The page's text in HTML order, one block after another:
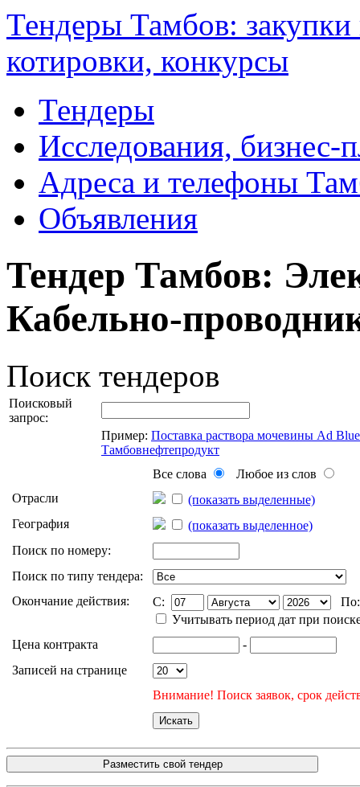
Тендеры Тамбов:
котировки, конкурсы
Тендеры
Исследования, бизнес-
Адреса и телефоны
Объявления
Тендер Тамбов:
Кабельно-
Поиск тендеров
Поисковый
запрос:
Пример: Поставка раствора мочевины Ad
Тамбовнефтепродукт
Все слова
Любое из слов
Отрасли
(показать выделенные)
География
(показать выделенное)
Поиск по номеру:
Поиск по типу тендера:
Окончание действия:
C:
Учитывать период дат при
Цена контракта
-
Записей на странице
Внимание! Поиск заявок, срок
Разместить свой тендер